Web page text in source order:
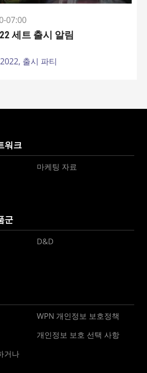
07:00
세트 출시 알림
출시 파티
워크
마케팅 자료
군
D&D
WPN 개인정보 보호정책
개인정보 보호 선택 사항
거나